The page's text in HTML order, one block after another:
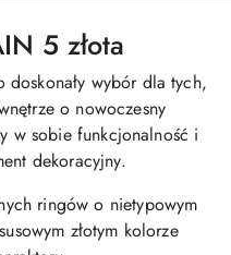
5 złota
doskonały wybór dla tych,
o nowoczesny
w sobie funkcjonalność i
dekoracyjny.
ringów o nietypowym
złotym kolorze